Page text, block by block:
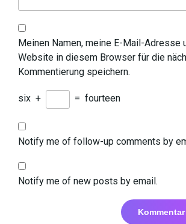
Meinen Namen, meine E-Mail-Adresse
Website in diesem Browser für die
Kommentierung speichern.
six + = fourteen
Notify me of follow-up comments by
Notify me of new posts by email.